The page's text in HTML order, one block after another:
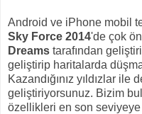
Android ve iPhone mobil
Sky Force 2014'de çok
Dreams tarafından
geliştirip haritalarda
Kazandığınız yıldızlar
geliştiriyorsunuz. Bizim
özellikleri en son